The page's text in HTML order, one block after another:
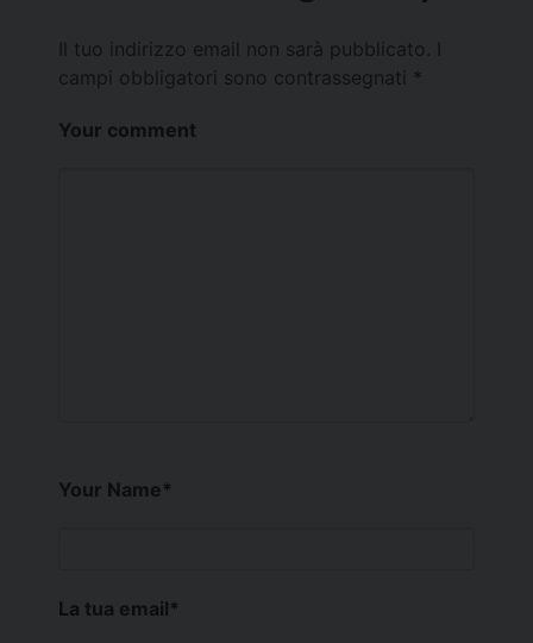
Il tuo indirizzo email non sarà pubblicato.
campi obbligatori sono contrassegnati *
Your comment
Your Name*
La tua email*